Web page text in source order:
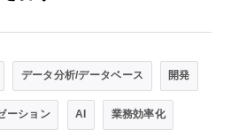
データ分析/データベース 開発
ーション AI 業務効率化